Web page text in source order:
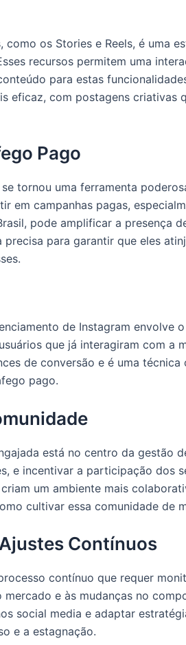
os Stories e Reels, é uma
recursos permitem uma
para estas
eficaz, com postagens criativas
Pago
tornou uma ferramenta
em campanhas pagas,
pode amplificar a presença
precisa para garantir que eles
de Instagram envolve
que já interagiram com a
de conversão e é uma
pago.
está no centro da gestão
e incentivar a participação dos
um ambiente mais
cultivar essa comunidade de
Contínuos
contínuo que requer
e às mudanças no
social media e adaptar
e a estagnação.